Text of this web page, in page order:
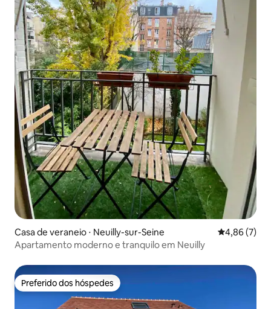
Casa de veraneio ⋅ Neuilly-sur-Seine 4,86 de uma
4,86 (7)
Apartamento moderno e tranquilo em Neuilly
Preferido dos hóspedes
Preferido dos hóspedes